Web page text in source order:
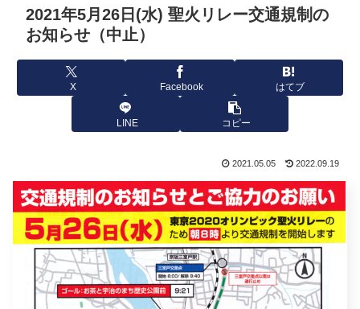
2021年5月26日(水) 聖火リレー交通規制の
お知らせ（中止）
X Facebook はてブ
LINE コピー
2021.05.05 2022.09.19